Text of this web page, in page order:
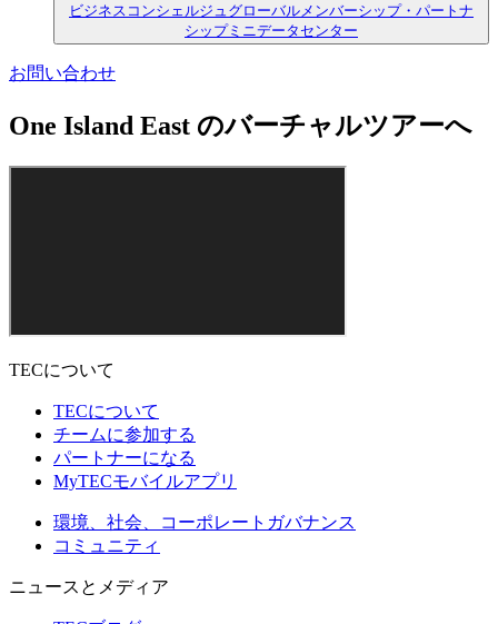
ビジネスコンシェルジュ グローバルメンバーシップ・パートナ
シップミニデータセンター
お問い合わせ
One Island East のバーチャルツアーへ
TECについて
TECについて
チームに参加する
パートナーになる
MyTECモバイルアプリ
環境、社会、コーポレートガバナンス
コミュニティ
ニュースとメディア